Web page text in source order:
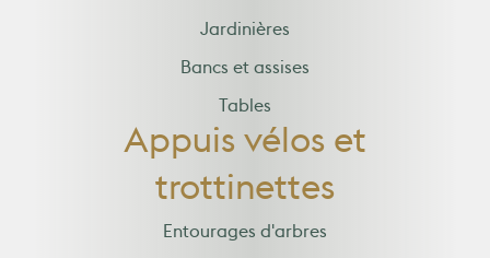
Jardinières
Bancs et assises
Tables
Appuis vélos et
trottinettes
Entourages d'arbres